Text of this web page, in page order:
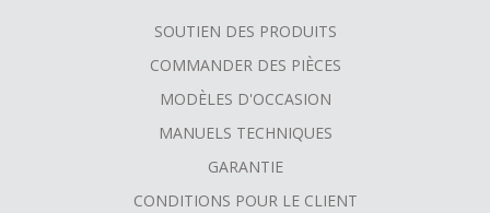
SOUTIEN DES PRODUITS
COMMANDER DES PIÈCES
MODÈLES D'OCCASION
MANUELS TECHNIQUES
GARANTIE
CONDITIONS POUR LE CLIENT